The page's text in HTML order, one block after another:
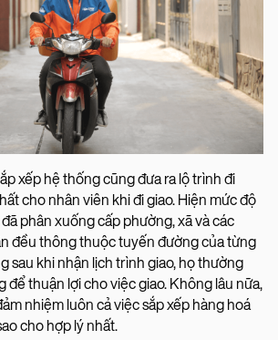
xếp hệ thống cũng đưa ra lộ trình đi
cho nhân viên khi đi giao. Hiện mức độ
phân xuống cấp phường, xã và các
đều thông thuộc tuyến đường của từng
sau khi nhận lịch trình giao, họ thường
để thuận lợi cho việc giao. Không lâu nữa,
nhiệm luôn cả việc sắp xếp hàng hoá
cho hợp lý nhất.